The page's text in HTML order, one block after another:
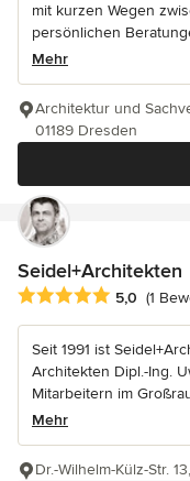
mit kurzen Wegen
persönlichen
Mehr
Architektur und
01189 Dresden
Seidel+Architekten
Durchschnittliche
5,0 (1
Seit 1991 ist
Architekten Dipl.-Ing.
Mitarbeitern im
Mehr
Dr.-Wilhelm-Külz-Str.